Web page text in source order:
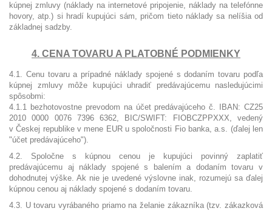
kúpnej zmluvy (náklady na internetové pripojenie, náklady na telefónne
hovory, atp.) si hradí kupujúci sám, pričom tieto náklady sa nelíšia od
základnej sadzby.
4. CENA TOVARU A PLATOBNÉ PODMIENKY
4.1. Cenu tovaru a prípadné náklady spojené s dodaním tovaru podľa
kúpnej zmluvy môže kupujúci uhradiť predávajúcemu nasledujúcimi
spôsobmi:
4.1.1 bezhotovostne prevodom na účet predávajúceho č. IBAN: CZ25
2010 0000 0076 7396 6362, BIC/SWIFT: FIOBCZPPXXX, vedený
v Českej republike v mene EUR u spoločnosti Fio banka, a.s. (ďalej len
"účet predávajúceho").
4.2. Spoločne s kúpnou cenou je kupujúci povinný zaplatiť
predávajúcemu aj náklady spojené s balením a dodaním tovaru v
dohodnutej výške. Ak nie je uvedené výslovne inak, rozumejú sa ďalej
kúpnou cenou aj náklady spojené s dodaním tovaru.
4.3. U tovaru vyrábaného priamo na želanie zákazníka (tzv. zákazková